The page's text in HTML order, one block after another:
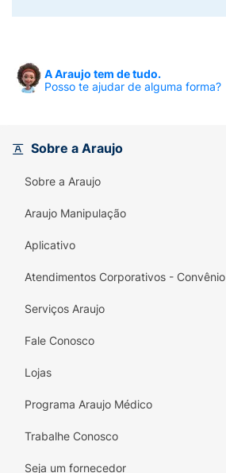
A Araujo tem de tudo.
Posso te ajudar de alguma forma?
Sobre a Araujo
Sobre a Araujo
Araujo Manipulação
Aplicativo
Atendimentos Corporativos - Convênio
Serviços Araujo
Fale Conosco
Lojas
Programa Araujo Médico
Trabalhe Conosco
Seja um fornecedor